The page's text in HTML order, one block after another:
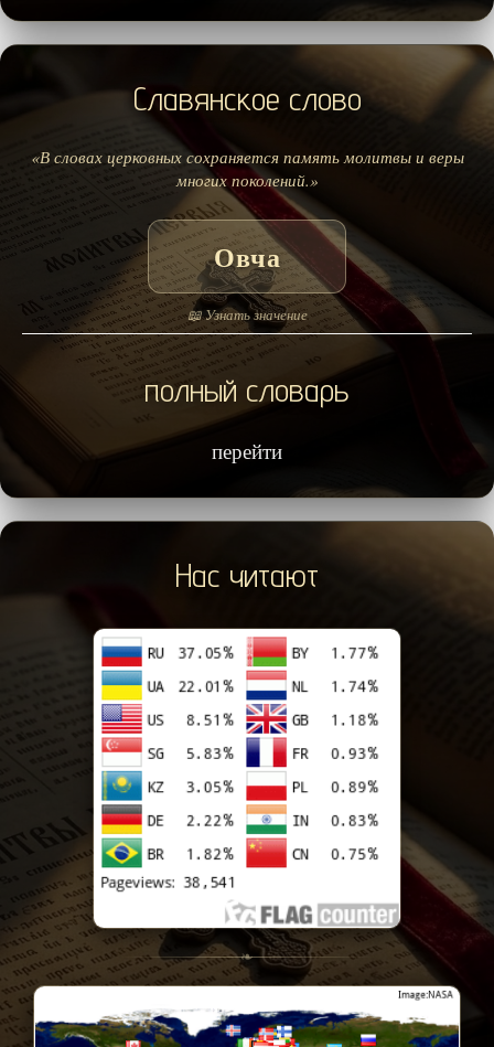
Славянское слово
«В словах церковных сохраняется память молитвы и веры
многих поколений.»
Овча
📖 Узнать значение
полный словарь
перейти
Нас читают
❧